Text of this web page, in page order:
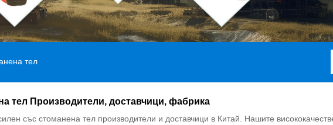
тел
тел Производители, доставчици, фабрика
със стоманена тел производители и доставчици в Китай. Нашите